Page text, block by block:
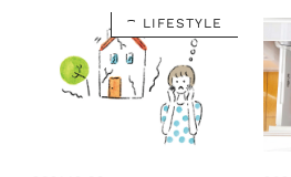
LIFESTYLE